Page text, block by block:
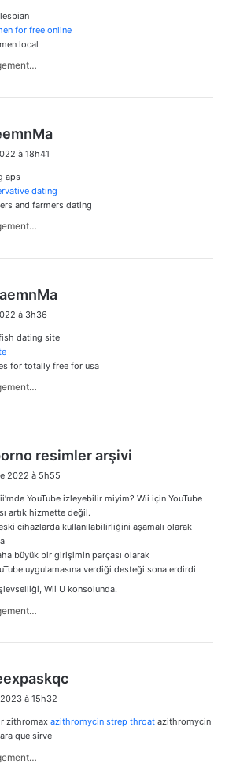
:
for free online
local
:
à 18h41
aps
dating
and farmers dating
à 3h36
dating site
for totally free for usa
resimler arşivi
2022 à 5h55
YouTube izleyebilir miyim? Wii için YouTube
artık hizmette değil.
cihazlarda kullanılabilirliğini aşamalı olarak
büyük bir girişimin parçası olarak
uygulamasına verdiği desteği sona erdirdi.
Wii U konsolunda.
à 15h32
zithromax azithromycin strep throat azithromycin
que sirve